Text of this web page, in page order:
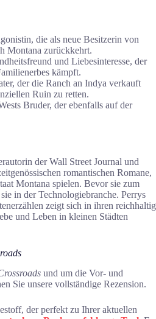
die als neue Besitzerin von
Montana zurückkehrt.
und Liebesinteresse, der
kämpft.
der die Ranch an Indya verkauft
Ruin zu retten.
Bruder, der ebenfalls auf der
der Wall Street Journal und
romantischen Romane,
Montana spielen. Bevor sie zum
in der Technologiebranche. Perrys
zeigt sich in ihren reichhaltig
und Leben in kleinen Städten
und um die Vor- und
Sie unsere vollständige Rezension.
der perfekt zu Ihrer aktuellen